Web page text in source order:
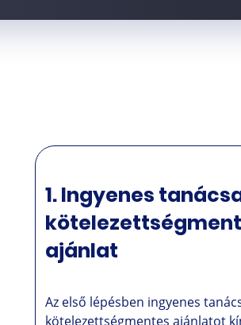
1. Ingyenes
ajánlat
Az első lépésben ingyenes
kötelezettségmentes ajánlatot